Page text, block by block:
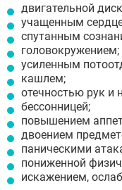
двигательной
учащенным
спутанным
головокружением;
усиленным
кашлем;
отечностью рук и
бессонницей;
повышением
двоением
паническими
пониженной
искажением,